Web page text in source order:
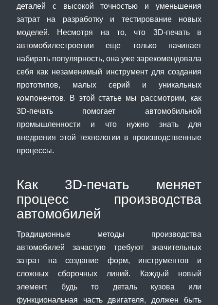
деталей с высокой точностью и уменьшения
затрат на разработку и тестирование новых
моделей. Несмотря на то, что 3D-печать в
автомобилестроении еще только начинает
набирать популярность, она уже зарекомендовала
себя как незаменимый инструмент для создания
прототипов, малых серий и уникальных
компонентов. В этой статье мы рассмотрим, как
3D-печать помогает автомобильной
промышленности и что нужно знать для
внедрения этой технологии в производственные
процессы.
Как 3D-печать меняет
процесс производства
автомобилей
Традиционные методы производства
автомобилей зачастую требуют значительных
затрат на создание форм, инструментов и
сложных сборочных линий. Каждый новый
элемент, будь то деталь кузова или
функциональная часть двигателя, должен быть